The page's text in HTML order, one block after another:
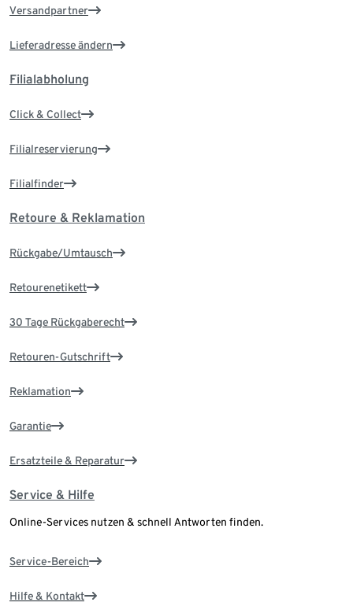
Versandpartner
Lieferadresse ändern
Filialabholung
Click & Collect
Filialreservierung
Filialfinder
Retoure & Reklamation
Rückgabe/Umtausch
Retourenetikett
30 Tage Rückgaberecht
Retouren-Gutschrift
Reklamation
Garantie
Ersatzteile & Reparatur
Service & Hilfe
Online-Services nutzen & schnell Antworten finden.
Service-Bereich
Hilfe & Kontakt